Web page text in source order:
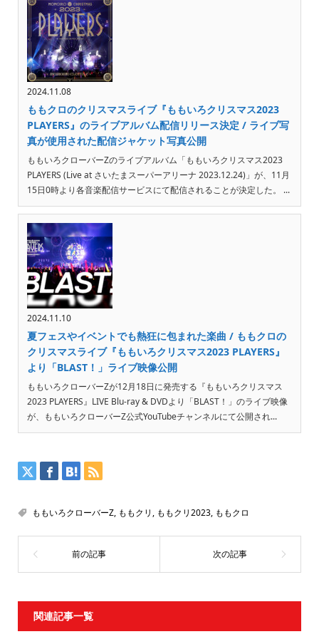
2024.11.08
ももクロのクリスマスライブ『ももいろクリスマス2023
PLAYERS』のライブアルバム配信リリース決定 / ライブ写
真が使用された配信ジャケット写真公開
ももいろクローバーZのライブアルバム「ももいろクリスマス2023
PLAYERS (Live at さいたまスーパーアリーナ 2023.12.24)」が、11月
15日0時より各音楽配信サービスにて配信されることが決定した。 ...
2024.11.10
夏フェスやイベントでも熱狂に包まれた楽曲 / ももクロの
クリスマスライブ『ももいろクリスマス2023 PLAYERS』
より「BLAST！」ライブ映像公開
ももいろクローバーZが12月18日に発売する『ももいろクリスマス
2023 PLAYERS』LIVE Blu-ray & DVDより「BLAST！」のライブ映像
が、ももいろクローバーZ公式YouTubeチャンネルにて公開され...
ももいろクローバーZ, ももクリ, ももクリ2023, ももクロ
関連記事一覧